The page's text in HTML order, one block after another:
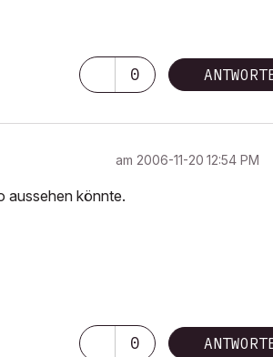
0
am ‎2006-11-20 12:54 PM
aussehen könnte.
0